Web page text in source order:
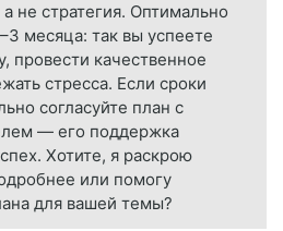
не стратегия. Оптимально
месяца: так вы успеете
провести качественное
стресса. Если сроки
согласуйте план с
— его поддержка
Хотите, я раскрою
или помогу
для вашей темы?